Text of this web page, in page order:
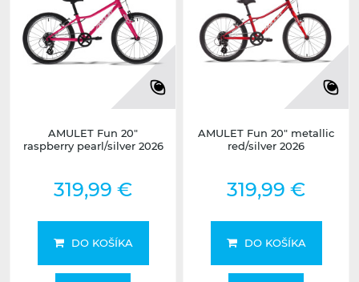
AMULET Fun 20"
raspberry pearl/silver 2026
319,99 €
DO KOŠÍKA
AMULET Fun 20" metallic
red/silver 2026
319,99 €
DO KOŠÍKA